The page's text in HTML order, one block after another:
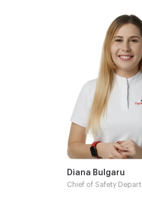
Diana Bulgaru
Chief of Safety